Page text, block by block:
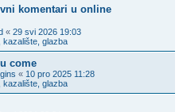
komentari u online
« 29 svi 2026 19:03
kazalište, glazba
come
« 10 pro 2025 11:28
kazalište, glazba